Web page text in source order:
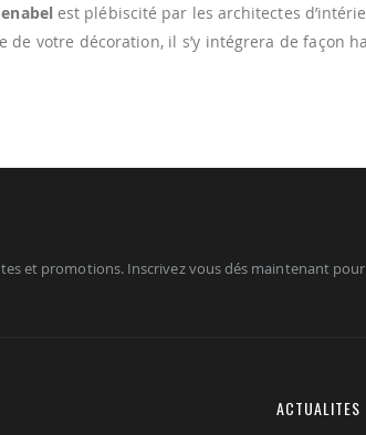
est plébiscité par les architectes
votre décoration, il s’y intégrera de façon
et promotions. Inscrivez vous dés maintenant
ACTUALITES